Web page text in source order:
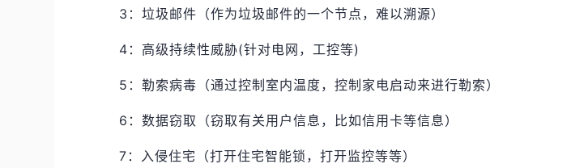
3：垃圾邮件（作为垃圾邮件的一个节点，难以溯源）
4：高级持续性威胁(针对电网，工控等)
5：勒索病毒（通过控制室内温度，控制家电启动来进行勒索）
6：数据窃取（窃取有关用户信息，比如信用卡等信息）
7：入侵住宅（打开住宅智能锁，打开监控等等）